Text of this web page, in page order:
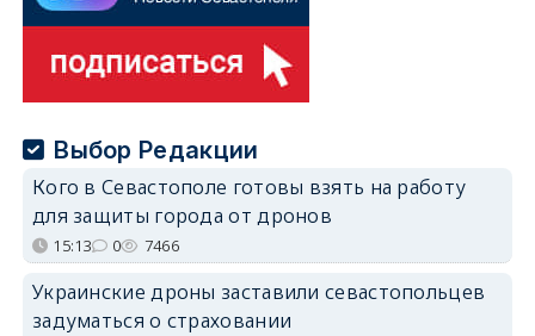
Выбор Редакции
Кого в Севастополе готовы взять на работу
для защиты города от дронов
15:13 0 7466
Украинские дроны заставили севастопольцев
задуматься о страховании